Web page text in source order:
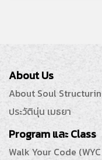
About Us
About Soul
ประวัตินุ่น เมธยา
Program และ Class
Walk Your Code